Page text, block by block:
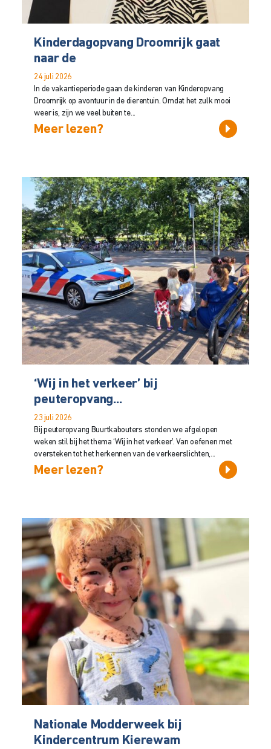
Kinderdagopvang Droomrijk gaat
naar de
24 juli 2026
In de vakantieperiode gaan de kinderen van Kinderopvang
Droomrijk op avontuur in de dierentuin. Omdat het zulk mooi
weer is, zijn we veel buiten te...
Meer lezen?
‘Wij in het verkeer’ bij
peuteropvang...
23 juli 2026
Bij peuteropvang Buurtkabouters stonden we afgelopen
weken stil bij het thema ‘Wij in het verkeer’. Van oefenen met
oversteken tot het herkennen van de verkeerslichten,...
Meer lezen?
Nationale Modderweek bij
Kindercentrum Kierewam